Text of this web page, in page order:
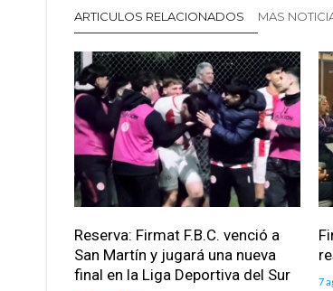
ARTICULOS RELACIONADOS MAS
Reserva: Firmat F.B.C. venció a
San Martín y jugará una nueva
final en la Liga Deportiva del Sur
7